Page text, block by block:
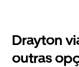
Drayton
outras